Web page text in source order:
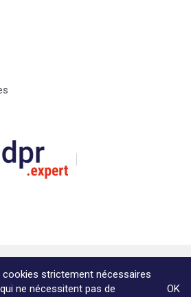
- Vie Privée -A propos &
cookies strictement nécessaires
ne nécessitent pas de
OK